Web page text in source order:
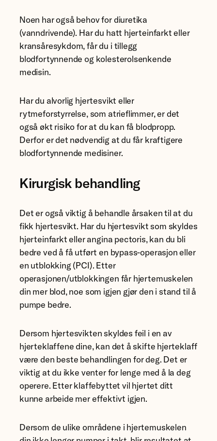
Noen har også behov for diuretika
(vanndrivende). Har du hatt hjerteinfarkt eller
kransåresykdom, får du i tillegg
blodfortynnende og kolesterolsenkende
medisin.
Har du alvorlig hjertesvikt eller
rytmeforstyrrelse, som atrieflimmer, er det
også økt risiko for at du kan få blodpropp.
Derfor er det nødvendig at du får kraftigere
blodfortynnende medisiner.
Kirurgisk behandling
Det er også viktig å behandle årsaken til at du
fikk hjertesvikt. Har du hjertesvikt som skyldes
hjerteinfarkt eller angina pectoris, kan du bli
bedre ved å få utført en bypass-operasjon eller
en utblokking (PCI). Etter
operasjonen/utblokkingen får hjertemuskelen
din mer blod, noe som igjen gjør den i stand til å
pumpe bedre.
Dersom hjertesvikten skyldes feil i en av
hjerteklaffene dine, kan det å skifte hjerteklaff
være den beste behandlingen for deg. Det er
viktig at du ikke venter for lenge med å la deg
operere. Etter klaffebyttet vil hjertet ditt
kunne arbeide mer effektivt igjen.
Dersom de ulike områdene i hjertemuskelen